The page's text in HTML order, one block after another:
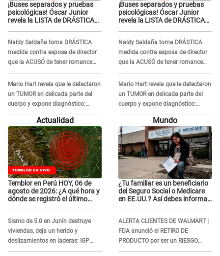
¡Buses separados y pruebas
psicológicas! Óscar Junior
revela la LISTA de DRÁSTICAS
en 'La Bella Luz' tras caso
Naldy Saldaña
Naldy Saldaña toma DRÁSTICA
medida contra esposa de director
que la ACUSÓ de tener romance
con él: "Muy triste..."
Mario Hart revela que le detectaron
un TUMOR en delicada parte del
cuerpo y expone diagnóstico:
"Dolores muy fuertes..."
¡Buses separados y pruebas
psicológicas! Óscar Junior
revela la LISTA de DRÁSTICAS
en 'La Bella Luz' tras caso
Naldy Saldaña
Naldy Saldaña toma DRÁSTICA
medida contra esposa de director
que la ACUSÓ de tener romance
con él: "Muy triste..."
Mario Hart revela que le detectaron
un TUMOR en delicada parte del
cuerpo y expone diagnóstico:
"Dolores muy fuertes..."
Actualidad
Temblor en Perú HOY, 06 de
agosto de 2026: ¿A qué hora y
dónde se registró el último
Sismo de 5.0 en Junín destruye
viviendas, deja un herido y
deslizamientos en laderas: IGP
alerta sobre posibles réplicas
Mundo
¿Tu familiar es un beneficiario
del Seguro Social o Medicare
en EE.UU.? Así debes informar
ALERTA CLIENTES DE WALMART |
FDA anunció el RETIRO DE
PRODUCTO por ser un RIESGO
MORTAL para consumidores: ¿Cuál